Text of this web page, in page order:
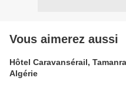
Vous aimerez aussi
Hôtel Caravansérail,
Algérie